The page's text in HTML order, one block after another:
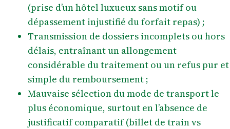
(prise d’un hôtel luxueux sans motif ou
dépassement injustifié du forfait repas) ;
Transmission de dossiers incomplets ou hors
délais, entraînant un allongement
considérable du traitement ou un refus pur et
simple du remboursement ;
Mauvaise sélection du mode de transport le
plus économique, surtout en l’absence de
justificatif comparatif (billet de train vs